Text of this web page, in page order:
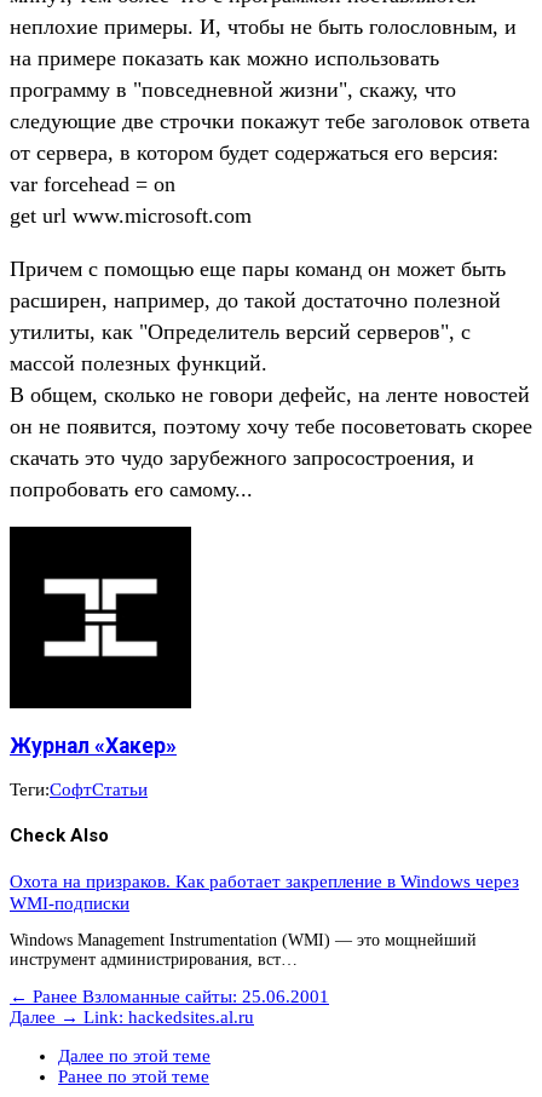
неплохие примеры. И, чтобы не быть голословным, и
на примере показать как можно использовать
программу в "повседневной жизни", скажу, что
следующие две строчки покажут тебе заголовок ответа
от сервера, в котором будет содержаться его версия:
var forcehead = on
get url www.microsoft.com
Причем с помощью еще пары команд он может быть
расширен, например, до такой достаточно полезной
утилиты, как "Определитель версий серверов", с
массой полезных функций.
В общем, сколько не говори дефейс, на ленте новостей
он не появится, поэтому хочу тебе посоветовать скорее
скачать это чудо зарубежного запросостроения, и
попробовать его самому...
Журнал «Хакер»
Теги:СофтСтатьи
Check Also
Охота на призраков. Как работает закрепление в Windows через
WMI-подписки
Windows Management Instrumentation (WMI) — это мощнейший
инструмент администрирования, вст…
← Ранее Взломанные сайты: 25.06.2001
Далее → Link: hackedsites.al.ru
Далее по этой теме
Ранее по этой теме